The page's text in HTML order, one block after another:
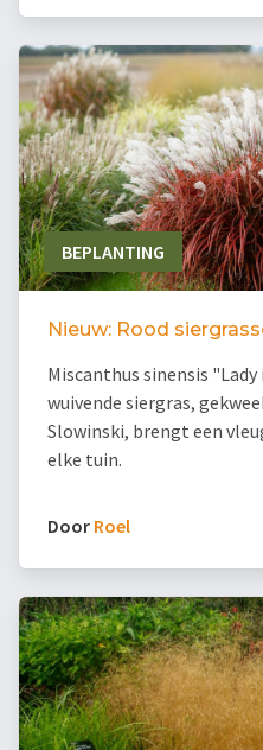
BEPLANTING
Nieuw: Rood
Miscanthus sinensis
wuivende siergras,
Slowinski, brengt een
elke tuin.
Door Roel